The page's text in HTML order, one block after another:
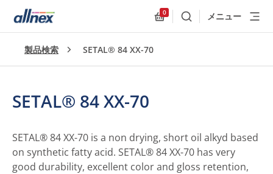
0
検索 メニュー
製品検索 SETAL® 84 XX-70
SETAL® 84 XX-70
SETAL® 84 XX-70 is a non drying, short oil alkyd based
on synthetic fatty acid. SETAL® 84 XX-70 has very
good durability, excellent color and gloss retention,